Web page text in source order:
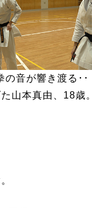
音が響き渡る･･
山本真由、18歳。